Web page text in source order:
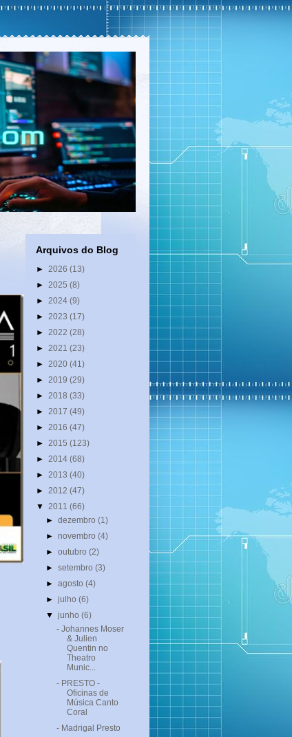
Arquivos do Blog
► 2026 (13)
► 2025 (8)
► 2024 (9)
► 2023 (17)
► 2022 (28)
► 2021 (23)
► 2020 (41)
► 2019 (29)
► 2018 (33)
► 2017 (49)
► 2016 (47)
► 2015 (123)
► 2014 (68)
► 2013 (40)
► 2012 (47)
▼ 2011 (66)
►dezembro(1)
►novembro(4)
►outubro(2)
►setembro(3)
►agosto(4)
►julho(6)
▼junho(6)
- Johannes Moser
& Julien
Quentin no
Theatro
Munic...
- PRESTO -
Oficinas de
Música Canto
Coral
- Madrigal Presto